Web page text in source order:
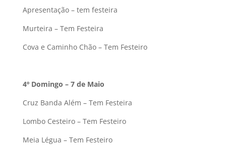
Apresentação – tem festeira
Murteira – Tem Festeira
Cova e Caminho Chão – Tem Festeiro
4º Domingo – 7 de Maio
Cruz Banda Além – Tem Festeira
Lombo Cesteiro – Tem Festeiro
Meia Légua – Tem Festeiro